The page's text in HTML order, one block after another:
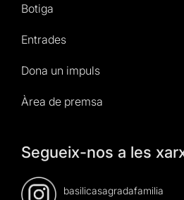
Botiga
Entrades
Dona un impuls
Àrea de premsa
Segueix-nos a les
basilicasagradafamilia